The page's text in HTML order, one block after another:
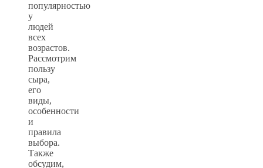
популярностью
у
людей
всех
возрастов.
Рассмотрим
пользу
сыра,
его
виды,
особенности
и
правила
выбора.
Также
обсудим,